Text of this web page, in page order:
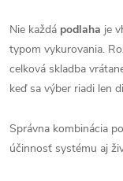
Nie každá podlaha je
typom vykurovania.
celková skladba
keď sa výber riadi len
Správna kombinácia
účinnosť systému aj